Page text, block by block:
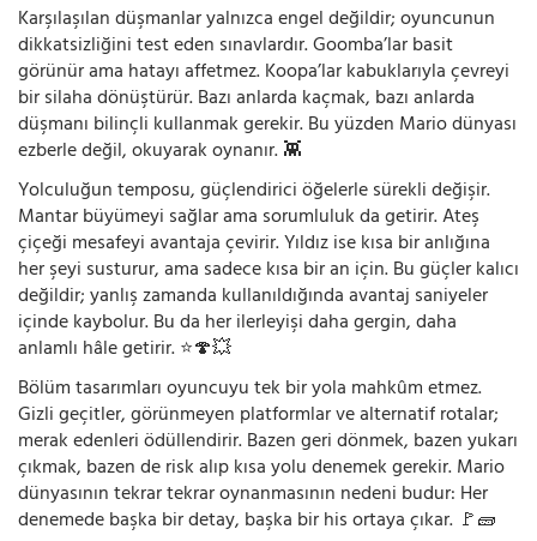
Karşılaşılan düşmanlar yalnızca engel değildir; oyuncunun
dikkatsizliğini test eden sınavlardır. Goomba’lar basit
görünür ama hatayı affetmez. Koopa’lar kabuklarıyla çevreyi
bir silaha dönüştürür. Bazı anlarda kaçmak, bazı anlarda
düşmanı bilinçli kullanmak gerekir. Bu yüzden Mario dünyası
ezberle değil, okuyarak oynanır. 👾
Yolculuğun temposu, güçlendirici öğelerle sürekli değişir.
Mantar büyümeyi sağlar ama sorumluluk da getirir. Ateş
çiçeği mesafeyi avantaja çevirir. Yıldız ise kısa bir anlığına
her şeyi susturur, ama sadece kısa bir an için. Bu güçler kalıcı
değildir; yanlış zamanda kullanıldığında avantaj saniyeler
içinde kaybolur. Bu da her ilerleyişi daha gergin, daha
anlamlı hâle getirir. ⭐🍄💥
Bölüm tasarımları oyuncuyu tek bir yola mahkûm etmez.
Gizli geçitler, görünmeyen platformlar ve alternatif rotalar;
merak edenleri ödüllendirir. Bazen geri dönmek, bazen yukarı
çıkmak, bazen de risk alıp kısa yolu denemek gerekir. Mario
dünyasının tekrar tekrar oynanmasının nedeni budur: Her
denemede başka bir detay, başka bir his ortaya çıkar. 🚩🧱